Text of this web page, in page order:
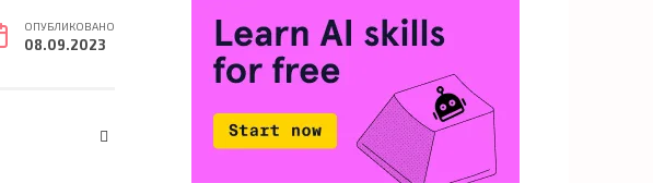
ОПУБЛИКОВАНО
08.09.2023